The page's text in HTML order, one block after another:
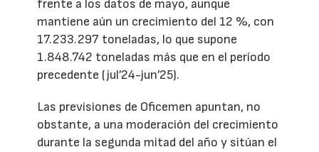
frente a los datos de mayo, aunque
mantiene aún un crecimiento del 12 %, con
17.233.297 toneladas, lo que supone
1.848.742 toneladas más que en el período
precedente (jul’24-jun’25).
Las previsiones de Oficemen apuntan, no
obstante, a una moderación del crecimiento
durante la segunda mitad del año y sitúan el